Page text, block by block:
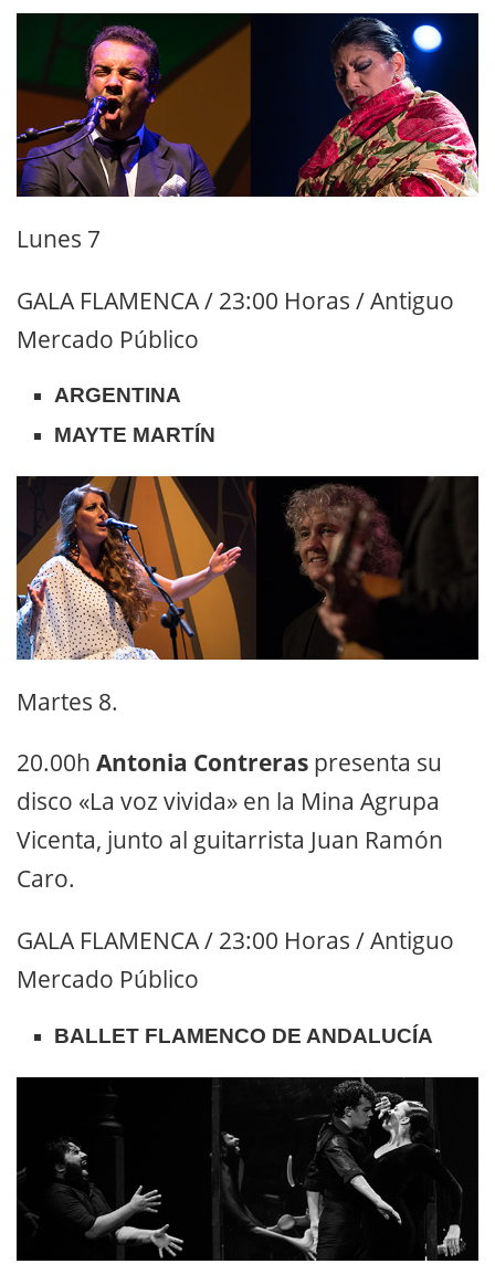
Lunes 7
GALA FLAMENCA / 23:00 Horas / Antiguo
Mercado Público
ARGENTINA
MAYTE MARTÍN
Martes 8.
20.00h Antonia Contreras presenta su
disco «La voz vivida» en la Mina Agrupa
Vicenta, junto al guitarrista Juan Ramón
Caro.
GALA FLAMENCA / 23:00 Horas / Antiguo
Mercado Público
BALLET FLAMENCO DE ANDALUCÍA